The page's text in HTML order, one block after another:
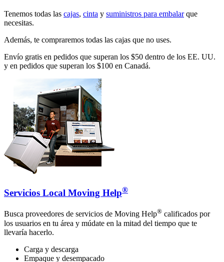
Tenemos todas las cajas, cinta y suministros para embalarque
necesitas.
Además, te compraremos todas las cajas que no uses.
Envío gratis en pedidos que superan los $50 dentro de los EE. UU.
y en pedidos que superan los $100 en Canadá.
Servicios Local Moving Help®
Busca proveedores de servicios de Moving Help® calificados por
los usuarios en tu área y múdate en la mitad del tiempo que te
llevaría hacerlo.
Carga y descarga
Empaque y desempacado